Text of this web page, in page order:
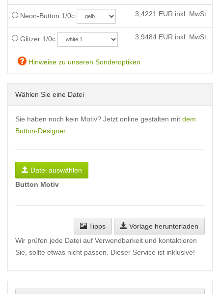
Neon-Button 1/0c 3,4221 EUR inkl. MwSt.
Glitzer 1/0c 3,9484 EUR inkl. MwSt.
Hinweise zu unseren Sonderoptiken
Wählen Sie eine Datei
Sie haben noch kein Motiv? Jetzt online gestalten mit dem
Button-Designer.
Datei auswählen
Button Motiv
Tipps
Vorlage herunterladen
Wir prüfen jede Datei auf Verwendbarkeit und kontaktieren
Sie, sollte etwas nicht passen. Dieser Service ist inklusive!